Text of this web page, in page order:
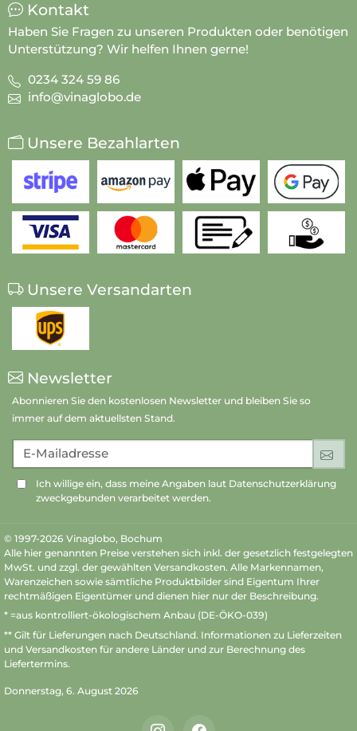
Kontakt
Haben Sie Fragen zu unseren Produkten oder benötigen
Unterstützung? Wir helfen Ihnen gerne!
0234 324 59 86
info@vinaglobo.de
Unsere Bezahlarten
Unsere Versandarten
Newsletter
Abonnieren Sie den kostenlosen Newsletter und bleiben Sie so
immer auf dem aktuellsten Stand.
E-Mailadresse
Ich willige ein, dass meine Angaben laut Datenschutzerklärung
zweckgebunden verarbeitet werden.
© 1997-2026 Vinaglobo, Bochum
Alle hier genannten Preise verstehen sich inkl. der gesetzlich festgelegten
MwSt. und zzgl. der gewählten Versandkosten. Alle Markennamen,
Warenzeichen sowie sämtliche Produktbilder sind Eigentum Ihrer
rechtmäßigen Eigentümer und dienen hier nur der Beschreibung.
* =aus kontrolliert-ökologischem Anbau (DE-ÖKO-039)
** Gilt für Lieferungen nach Deutschland. Informationen zu Lieferzeiten
und Versandkosten für andere Länder und zur Berechnung des
Liefertermins.
Donnerstag, 6. August 2026